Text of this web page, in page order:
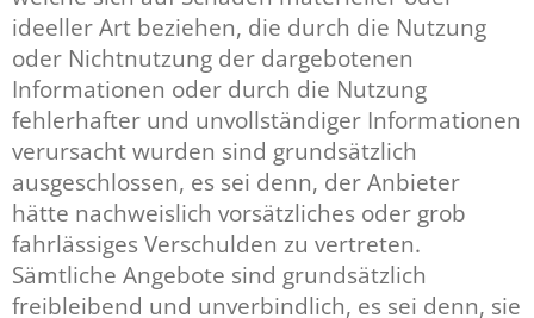
ideeller Art beziehen, die durch die Nutzung
oder Nichtnutzung der dargebotenen
Informationen oder durch die Nutzung
fehlerhafter und unvollständiger Informationen
verursacht wurden sind grundsätzlich
ausgeschlossen, es sei denn, der Anbieter
hätte nachweislich vorsätzliches oder grob
fahrlässiges Verschulden zu vertreten.
Sämtliche Angebote sind grundsätzlich
freibleibend und unverbindlich, es sei denn, sie